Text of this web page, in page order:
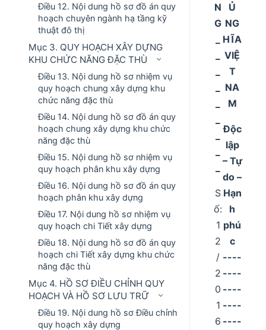
Điều 12. Nội dung hồ sơ đồ án quy
hoạch chuyên ngành hạ tầng kỹ
thuật đô thị
Mục 3. QUY HOẠCH XÂY DỰNG
KHU CHỨC NĂNG ĐẶC THÙ
Điều 13. Nội dung hồ sơ nhiệm vụ
quy hoạch chung xây dựng khu
chức năng đặc thù
Điều 14. Nội dung hồ sơ đồ án quy
hoạch chung xây dựng khu chức
năng đặc thù
Điều 15. Nội dung hồ sơ nhiệm vụ
quy hoạch phân khu xây dựng
Điều 16. Nội dung hồ sơ đồ án quy
hoạch phân khu xây dựng
Điều 17. Nội dung hồ sơ nhiệm vụ
quy hoạch chi Tiết xây dựng
Điều 18. Nội dung hồ sơ đồ án quy
hoạch chi Tiết xây dựng khu chức
năng đặc thù
Mục 4. HỒ SƠ ĐIỀU CHỈNH QUY
HOẠCH VÀ HỒ SƠ LƯU TRỮ
Điều 19. Nội dung hồ sơ Điều chỉnh
quy hoạch xây dựng
N
G
S
ố:
1
2
/
2
0
1
6
Ủ
NG
HĨA
VIỆ
T
NA
M
Độc
lập
– Tự
do –
Hạn
h
phú
c
----
----
----
----
----